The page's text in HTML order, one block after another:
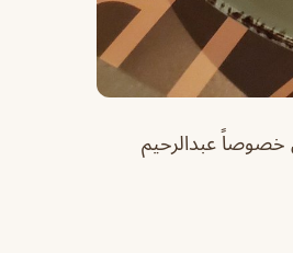
خصوصاً عبدالرحيم